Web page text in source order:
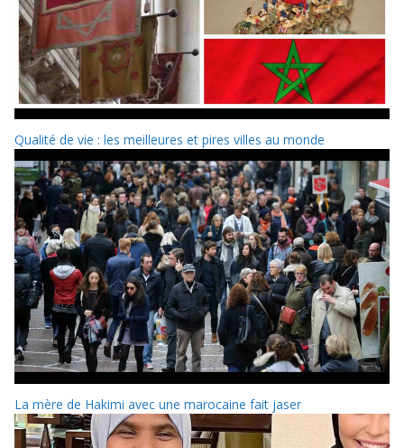
Qualité de vie : les meilleures et pires villes au monde
La mère de Hakimi avec une marocaine fait jaser